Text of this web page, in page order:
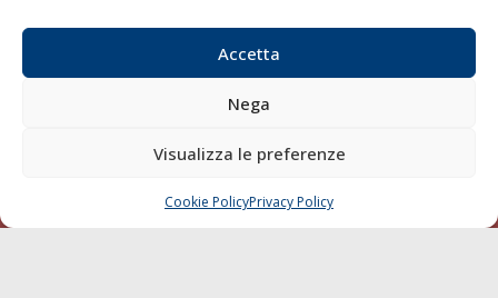
Accetta
Nega
Visualizza le preferenze
Cookie PolicyPrivacy Policy
CHIAMA SCRIVI